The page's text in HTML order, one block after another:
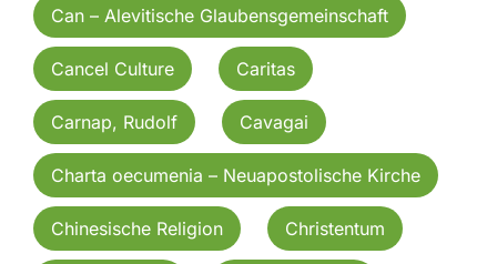
Can – Alevitische Glaubensgemeinschaft
Cancel Culture Caritas
Carnap, Rudolf Cavagai
Charta oecumenia – Neuapostolische Kirche
Chinesische Religion Christentum